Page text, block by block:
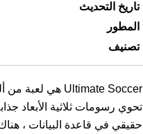
تاريخ التحديث
المطور
تصنيف
Ultimate Soccer هي لعبة من ألعاب كرة القدم بإصدار مخصص للهواتف الذكية بنظام Android.
تحوي رسومات ثلاثية الأبعاد
حقيقي في قاعدة البيانات ،